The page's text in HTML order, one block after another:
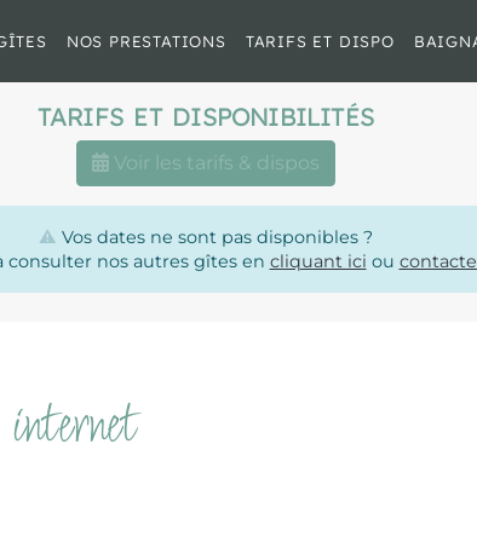
NOS PRESTATIONS TARIFS ET DISPO
TARIFS ET DISPONIBILITÉS
Voir les tarifs & dispos
⚠️ Vos dates ne sont pas disponibles ?
consulter nos autres gîtes en cliquant ici ou